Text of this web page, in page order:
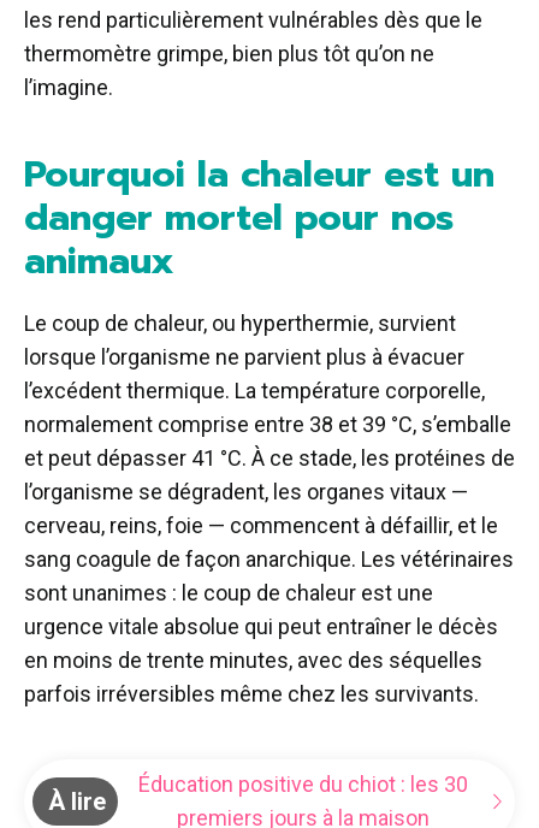
les rend particulièrement vulnérables dès que le
thermomètre grimpe, bien plus tôt qu’on ne
l’imagine.
Pourquoi la chaleur est un
danger mortel pour nos
animaux
Le coup de chaleur, ou hyperthermie, survient
lorsque l’organisme ne parvient plus à évacuer
l’excédent thermique. La température corporelle,
normalement comprise entre 38 et 39 °C, s’emballe
et peut dépasser 41 °C. À ce stade, les protéines de
l’organisme se dégradent, les organes vitaux —
cerveau, reins, foie — commencent à défaillir, et le
sang coagule de façon anarchique. Les vétérinaires
sont unanimes : le coup de chaleur est une
urgence vitale absolue qui peut entraîner le décès
en moins de trente minutes, avec des séquelles
parfois irréversibles même chez les survivants.
À lire
Éducation positive du chiot : les 30
premiers jours à la maison